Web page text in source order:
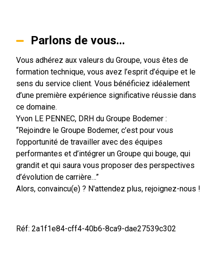
Parlons de vous...
Vous adhérez aux valeurs du Groupe, vous êtes de
formation technique, vous avez l’esprit d’équipe et le
sens du service client. Vous bénéficiez idéalement
d’une première expérience significative réussie dans
ce domaine.
Yvon LE PENNEC, DRH du Groupe Bodemer :
“Rejoindre le Groupe Bodemer, c’est pour vous
l’opportunité de travailler avec des équipes
performantes et d’intégrer un Groupe qui bouge, qui
grandit et qui saura vous proposer des perspectives
d’évolution de carrière…”
Alors, convaincu(e) ? N'attendez plus, rejoignez-nous !
Réf: 2a1f1e84-cff4-40b6-8ca9-dae27539c302